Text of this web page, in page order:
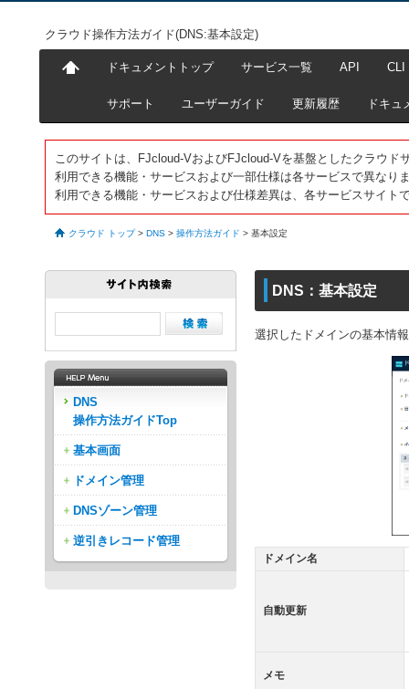
クラウド操作方法ガイド(DNS:基本設定)
ドキュメントトップ サービス一覧 API CLI
サポート ユーザーガイド 更新履歴 ドキュ
このサイトは、FJcloud-VおよびFJcloud-Vを基盤としたクラウド
利用できる機能・サービスおよび一部仕様は各サービスで異なり
利用できる機能・サービスおよび仕様差異は、各サービスサイト
クラウド トップ > DNS > 操作方法ガイド > 基本設定
DNS：基本設定
選択したドメインの基本情
ドメイン名
自動更新
メモ
DNS
操作方法ガイドTop
基本画面
ドメイン管理
DNSゾーン管理
逆引きレコード管理